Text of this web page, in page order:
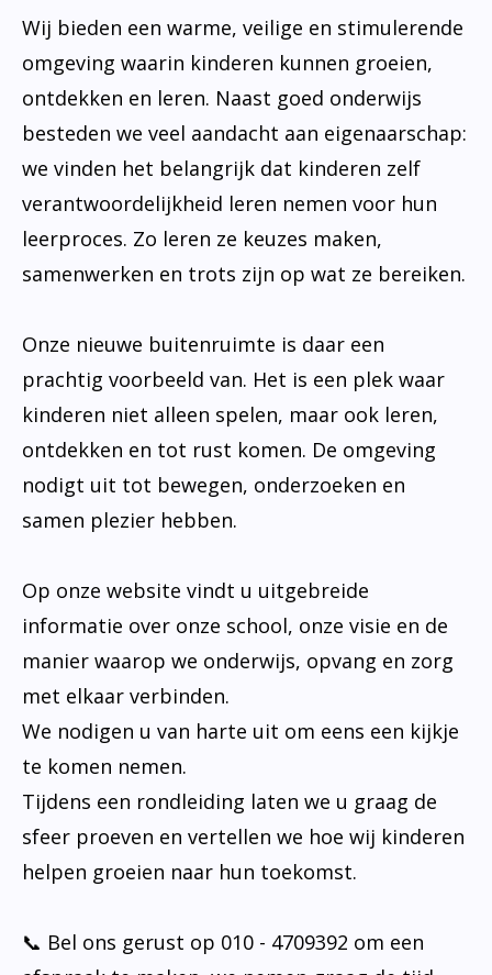
Wij bieden een warme, veilige en stimulerende
omgeving waarin kinderen kunnen groeien,
ontdekken en leren. Naast goed onderwijs
besteden we veel aandacht aan eigenaarschap:
we vinden het belangrijk dat kinderen zelf
verantwoordelijkheid leren nemen voor hun
leerproces. Zo leren ze keuzes maken,
samenwerken en trots zijn op wat ze bereiken.
Onze nieuwe buitenruimte is daar een
prachtig voorbeeld van. Het is een plek waar
kinderen niet alleen spelen, maar ook leren,
ontdekken en tot rust komen. De omgeving
nodigt uit tot bewegen, onderzoeken en
samen plezier hebben.
Op onze website vindt u uitgebreide
informatie over onze school, onze visie en de
manier waarop we onderwijs, opvang en zorg
met elkaar verbinden.
We nodigen u van harte uit om eens een kijkje
te komen nemen.
Tijdens een rondleiding laten we u graag de
sfeer proeven en vertellen we hoe wij kinderen
helpen groeien naar hun toekomst.
📞 Bel ons gerust op 010 - 4709392 om een